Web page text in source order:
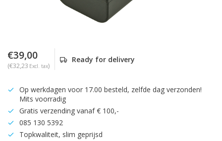
€39,00
(€32,23 Excl. tax)
Ready for delivery
Op werkdagen voor 17.00 besteld, zelfde dag verzonden!
Mits voorradig
Gratis verzending vanaf € 100,-
085 130 5392
Topkwaliteit, slim geprijsd